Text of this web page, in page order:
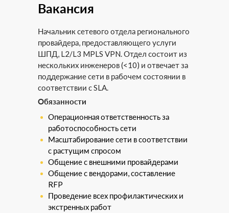
Вакансия
Начальник сетевого отдела регионального
провайдера, предоставляющего услуги
ШПД, L2/L3 MPLS VPN. Отдел состоит из
нескольких инженеров (<10) и отвечает за
поддержание сети в рабочем состоянии в
соответствии с SLA.
Обязанности
Операционная ответственность за
работоспособность сети
Масштабирование сети в соответствии
с растущим спросом
Общение с внешними провайдерами
Общение с вендорами, составление
RFP
Проведение всех профилактических и
экстренных работ